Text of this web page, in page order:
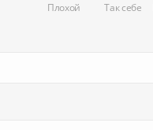
Плохой Так себе